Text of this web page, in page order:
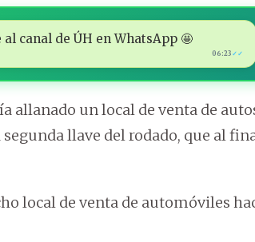
canal de ÚH en WhatsApp 🤩
06:23 ✓✓
allanado un local de venta de
llave del rodado, que al
local de venta de automóviles